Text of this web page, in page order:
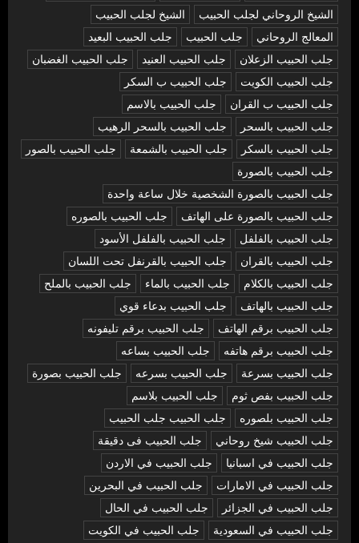
الشيخ الروحاني لجلب الحبيب
الشيخ لجلب الحبيب
المعالج الروحاني
جلب الحبيب
جلب الحبيب البعيد
جلب الحبيب الزعلان
جلب الحبيب العنيد
جلب الحبيب الغضبان
جلب الحبيب الكويت
جلب الحبيب ب السكر
جلب الحبيب ب القران
جلب الحبيب بالاسم
جلب الحبيب بالسحر
جلب الحبيب بالسحر الرهيب
جلب الحبيب بالسكر
جلب الحبيب بالشمعة
جلب الحبيب بالصور
جلب الحبيب بالصورة
جلب الحبيب بالصورة الشخصية خلال ساعة واحدة
جلب الحبيب بالصورة على الهاتف
جلب الحبيب بالصوره
جلب الحبيب بالفلفل
جلب الحبيب بالفلفل الأسود
جلب الحبيب بالقران
جلب الحبيب بالقرنفل تحت اللسان
جلب الحبيب بالكلام
جلب الحبيب بالماء
جلب الحبيب بالملح
جلب الحبيب بالهاتف
جلب الحبيب بدعاء قوي
جلب الحبيب برقم الهاتف
جلب الحبيب برقم تليفونه
جلب الحبيب برقم هاتفه
جلب الحبيب بساعه
جلب الحبيب بسرعة
جلب الحبيب بسرعه
جلب الحبيب بصورة
جلب الحبيب بفص ثوم
جلب الحبيب بلاسم
جلب الحبيب بلصوره
جلب الحبيب جلب الحبيب
جلب الحبيب شيخ روحاني
جلب الحبيب فى دقيقة
جلب الحبيب في اسبانيا
جلب الحبيب في الاردن
جلب الحبيب في الامارات
جلب الحبيب في البحرين
جلب الحبيب في الجزائر
جلب الحبيب في الحال
جلب الحبيب في السعودية
جلب الحبيب في الكويت